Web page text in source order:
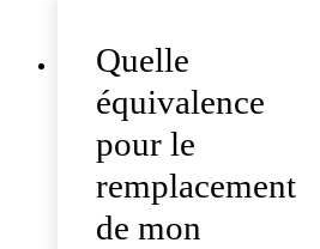
Quelle
équivalence
pour le
remplacement
de mon